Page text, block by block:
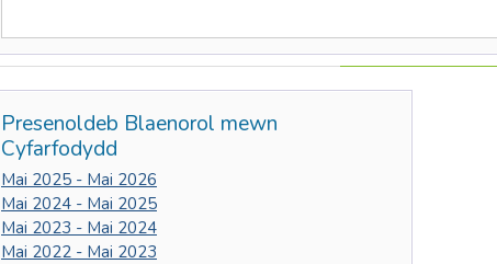
Presenoldeb Blaenorol mewn
Cyfarfodydd
Mai 2025 - Mai 2026
Mai 2024 - Mai 2025
Mai 2023 - Mai 2024
Mai 2022 - Mai 2023